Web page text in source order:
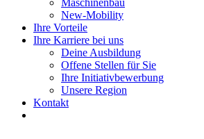
Maschinenbau
New-Mobility
Ihre Vorteile
Ihre Karriere bei uns
Deine Ausbildung
Offene Stellen für Sie
Ihre Initiativbewerbung
Unsere Region
Kontakt